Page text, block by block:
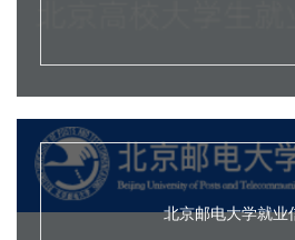
北京邮电大学就业